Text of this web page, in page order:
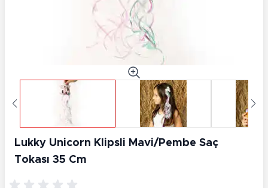
Lukky Unicorn Klipsli Mavi/Pembe Saç
Tokası 35 Cm